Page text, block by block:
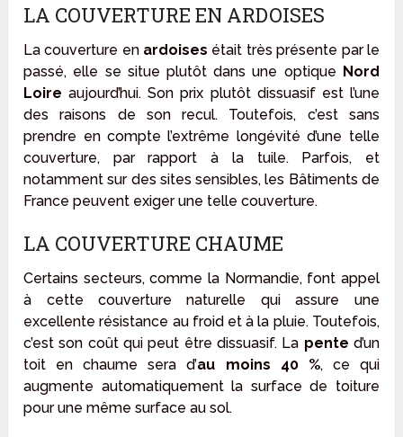
LA COUVERTURE EN ARDOISES
La couverture enardoises était très présente par le
passé, elle se situe plutôt dans une optique Nord
Loire aujourd’hui. Son prix plutôt dissuasif est l’une
des raisons de son recul. Toutefois, c’est sans
prendre en compte l’extrême longévité d’une telle
couverture, par rapport à la tuile. Parfois, et
notamment sur des sites sensibles, les Bâtiments de
France peuvent exiger une telle couverture.
LA COUVERTURE CHAUME
Certains secteurs, comme la Normandie, font appel
à cette couverture naturelle qui assure une
excellente résistance au froid et à la pluie. Toutefois,
c’est son coût qui peut être dissuasif. La pente d’un
toit en chaume sera d’au moins 40 %, ce qui
augmente automatiquement la surface de toiture
pour une même surface au sol.